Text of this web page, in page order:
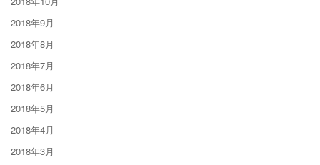
2018年9月
2018年8月
2018年7月
2018年6月
2018年5月
2018年4月
2018年3月